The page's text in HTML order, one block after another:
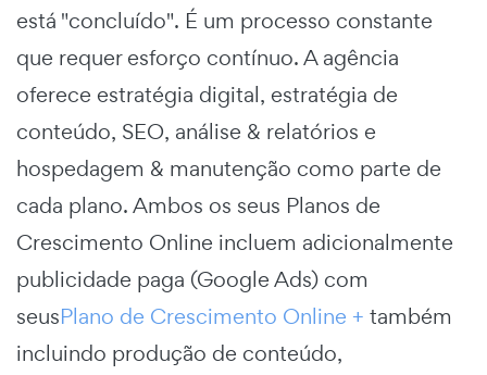
está "concluído". É um processo constante
que requer esforço contínuo. A agência
oferece estratégia digital, estratégia de
conteúdo, SEO, análise & relatórios e
hospedagem & manutenção como parte de
cada plano. Ambos os seus Planos de
Crescimento Online incluem adicionalmente
publicidade paga (Google Ads) com
seusPlano de Crescimento Online + também
incluindo produção de conteúdo,